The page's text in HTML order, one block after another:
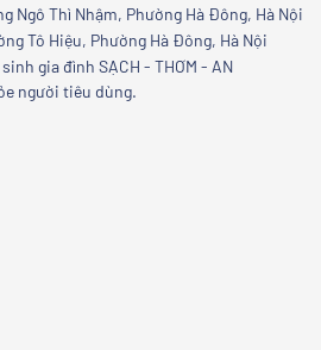
Ngô Thì Nhậm, Phường Hà Đông, Hà Nội
Tô Hiệu, Phường Hà Đông, Hà Nội
gia đình SẠCH - THƠM - AN
người tiêu dùng.